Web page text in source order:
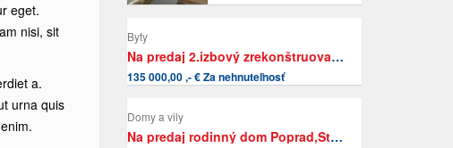
eget.
nisi, sit
a.
urna quis
Byty
Na predaj 2.izbový zrekonštruovaný byt s vlatným kúrením v Poprade-Kvetnici
135 000,00 ,- € Za nehnuteľnosť
Domy a vily
Na predaj rodinný dom Poprad,Staré ihrisko